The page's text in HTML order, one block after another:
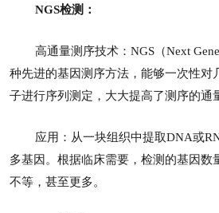
NGS检测：
高通量测序技术：NGS（Next
种先进的基因测序方法，能够一次性对
子进行序列测定，大大提高了测序的通
应用：从一块组织中提取DNA或
多基因。根据临床需要，检测的基因数
不等，甚至更多。